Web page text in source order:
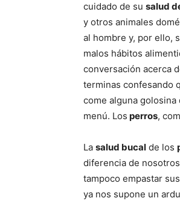
cuidado de su salud
y otros animales
al hombre y, por ello,
malos hábitos
conversación acerca
terminas confesando
come alguna
menú. Los perros,
La salud bucal de los
diferencia de
tampoco empastar
ya nos supone un